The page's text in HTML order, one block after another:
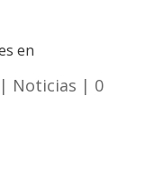
en
| Noticias | 0